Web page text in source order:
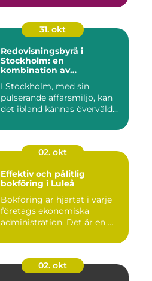
31. okt
Redovisningsbyrå i
Stockholm: en
kombination av
personlig service
I Stockholm, med sin
pulserande affärsmiljö, kan
det ibland kännas överväld...
02. okt
Effektiv och pålitlig
bokföring i Luleå
Bokföring är hjärtat i varje
företags ekonomiska
administration. Det är en ...
02. okt